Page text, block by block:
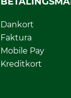
Dankort
Faktura
Mobile Pay
Kreditkort